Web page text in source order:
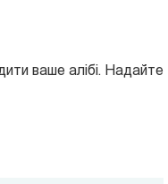
ваше алібі. Надайте